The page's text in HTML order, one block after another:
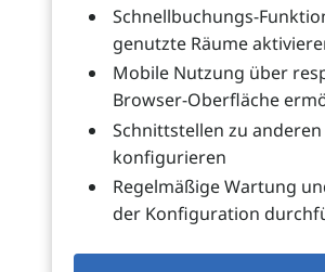
Schnellbuchungs-
genutzte Räume
Mobile Nutzung über
Browser-Oberfläche
Schnittstellen zu anderen
konfigurieren
Regelmäßige Wartung
der Konfiguration